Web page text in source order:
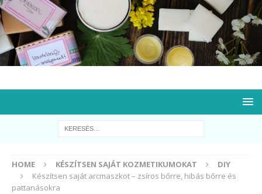
HOME KÉSZÍTSEN SAJÁT KOZMETIKUMOKAT
DIY
Készítsen saját arcmaszkot – zsíros bőrre, hibás bőrre és
pattanásokra